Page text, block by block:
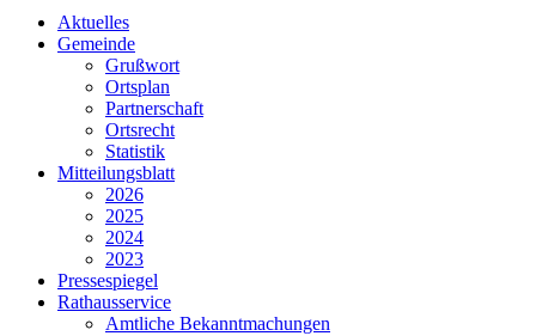
Aktuelles
Gemeinde
Grußwort
Ortsplan
Partnerschaft
Ortsrecht
Statistik
Mitteilungsblatt
2026
2025
2024
2023
Pressespiegel
Rathausservice
Amtliche Bekanntmachungen